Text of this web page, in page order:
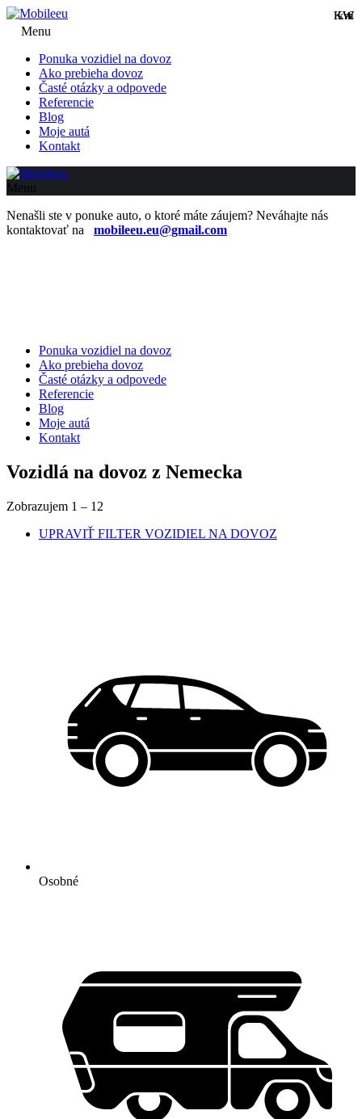
Menu
Ponuka vozidiel na dovoz
Ako prebieha dovoz
Časté otázky a odpovede
Referencie
Blog
Moje autá
Kontakt
Menu
Nenašli ste v ponuke auto, o ktoré máte záujem? Neváhajte nás
kontaktovať na mobileeu.eu@gmail.com
Ponuka vozidiel na dovoz
Ako prebieha dovoz
Časté otázky a odpovede
Referencie
Blog
Moje autá
Kontakt
Vozidlá na dovoz z Nemecka
Zobrazujem 1 – 12
UPRAVIŤ FILTER VOZIDIEL NA DOVOZ
Osobné
€
km
KW
KW